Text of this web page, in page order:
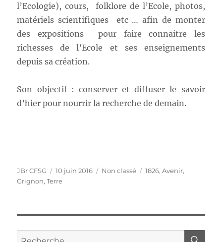
l’Ecologie), cours, folklore de l’Ecole, photos,
matériels scientifiques etc … afin de monter
des expositions pour faire connaitre les
richesses de l’Ecole et ses enseignements
depuis sa création.
Son objectif : conserver et diffuser le savoir
d’hier pour nourrir la recherche de demain.
Auteur
JBr CFSG
Publié
le
10 juin 2016 Catégories
Non classé Étiquettes
1826,Avenir,
Grignon,Terre
Recherche